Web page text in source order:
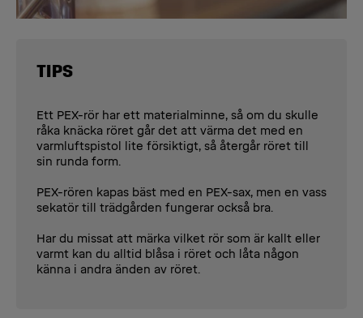
TIPS
Ett PEX-rör har ett materialminne, så om du skulle
råka knäcka röret går det att värma det med en
varmluftspistol lite försiktigt, så återgår röret till
sin runda form.
PEX-rören kapas bäst med en PEX-sax, men en vass
sekatör till trädgården fungerar också bra.
Har du missat att märka vilket rör som är kallt eller
varmt kan du alltid blåsa i röret och låta någon
känna i andra änden av röret.